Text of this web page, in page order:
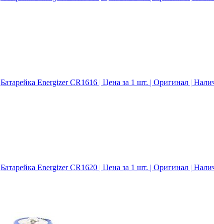
Батарейка Energizer CR1616 | Цена за 1 шт. | Оригинал |
Батарейка Energizer CR1620 | Цена за 1 шт. | Оригинал |